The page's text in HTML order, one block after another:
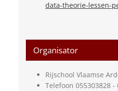
data-theorie-lessen-
Organisator
Rijschool Vlaamse
Telefoon 055303828 -